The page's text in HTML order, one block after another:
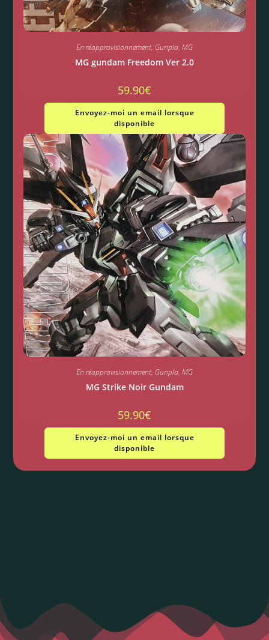
En réapprovisionnement, Gunpla, MG
MG gundam Freedom Ver 2.0
59.90€
Envoyez-moi un email lorsque
disponible
En réapprovisionnement, Gunpla, MG
MG Strike Noir Gundam
59.90€
Envoyez-moi un email lorsque
disponible